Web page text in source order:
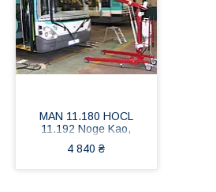
MAN 11.180 HOCL
11.192 Noge Kao,
Noge Etna заміна
лобового верхнього
4 840 ₴